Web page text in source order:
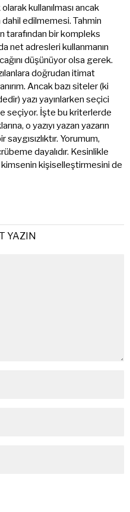
kullanılması ancak
edilmemesi. Tahmin
tarafından bir kompleks
net adresleri kullanmanın
düşünüyor olsa gerek.
doğrudan itimat
Ancak bazı siteler (ki
yazı yayınlarken seçici
seçiyor. İşte bu kriterlerde
o yazıyı yazan yazarın
Yorumum,
dayalıdır. Kesinlikle
kişiselleştirmesini de
YAZIN